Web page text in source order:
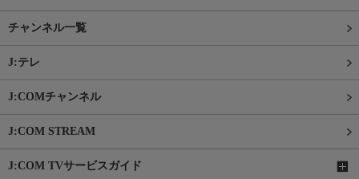
チャンネル一覧
J:テレ
J:COMチャンネル
J:COM STREAM
J:COM TVサービスガイド